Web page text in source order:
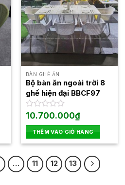
BÀN GHẾ ĂN
Bộ bàn ăn ngoài trời 8
ghế hiện đại BBCF97
Được
hạng
0
5
10.700.000₫
THÊM VÀO GIỎ HÀNG
… 11 12 13